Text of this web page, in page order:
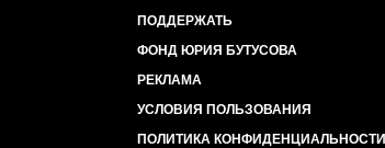
ПОДДЕРЖАТЬ
ФОНД ЮРИЯ БУТУСОВА
РЕКЛАМА
УСЛОВИЯ ПОЛЬЗОВАНИЯ
ПОЛИТИКА КОНФИДЕНЦИАЛЬНОСТИ